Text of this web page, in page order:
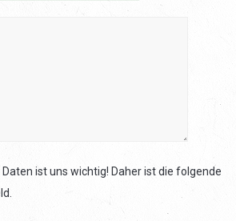
ist uns wichtig! Daher ist die folgende